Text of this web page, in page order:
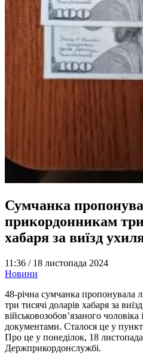
Сумчанка
прикордонникам три
хабаря за виїзд
11:36 / 18 листопада 2024
Новини
48-річна сумчанка пропонувала
три тисячі доларів хабаря за
військовозобов’язаного
документами. Сталося це у
Про це у понеділок, 18
Держприкордонслужбі.